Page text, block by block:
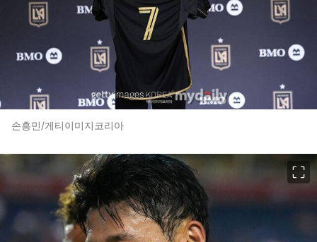
손흥민/게티이미지코리아